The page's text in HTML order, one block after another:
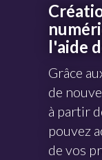
l'aide
Grâce
de
à partir
pouvez
de vos